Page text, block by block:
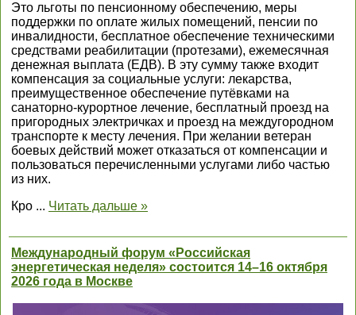
Это льготы по пенсионному обеспечению, меры
поддержки по оплате жилых помещений, пенсии по
инвалидности, бесплатное обеспечение техническими
средствами реабилитации (протезами), ежемесячная
денежная выплата (ЕДВ). В эту сумму также входит
компенсация за социальные услуги: лекарства,
преимущественное обеспечение путёвками на
санаторно-курортное лечение, бесплатный проезд на
пригородных электричках и проезд на междугородном
транспорте к месту лечения. При желании ветеран
боевых действий может отказаться от компенсации и
пользоваться перечисленными услугами либо частью
из них.
Кро ... Читать дальше »
Международный форум «Российская
энергетическая неделя» состоится 14–16 октября
2026 года в Москве